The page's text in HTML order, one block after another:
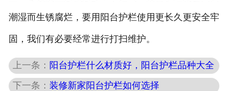
潮湿而生锈腐烂，要用阳台护栏使用更长久更安全牢
固，我们有必要经常进行打扫维护。
上一条： 阳台护栏什么材质好，阳台护栏品种大全
下一条： 装修新家阳台护栏如何选择